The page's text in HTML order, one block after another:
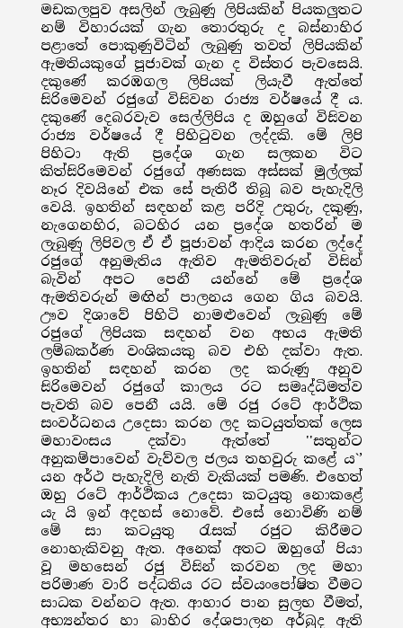
මඩකලපුව අසලින් ලැබුණු ලිපියකින් පියකලුතට
නම් විහාරයක් ගැන තොරතුරු ද බස්නාහිර
පළාතේ පොකුණුවිටින් ලැබුණු තවත් ලිපියකින්
ඇමතියකුගේ පූජාවක් ගැන ද විස්තර පැවසෙයි.
දකුණේ කරඹගල ලිපියක් ලියැවී ඇත්තේ
සිරිමෙවන් රජුගේ විසිවන රාජ්‍ය වර්ෂයේ දී ය.
දකුණේ දෙබරවැව සෙල්ලිපිය ද ඔහුගේ විසිවන
රාජ්‍ය වර්ෂයේ දී පිහිටුවන ලද්දකි. මේ ලිපි
පිහිටා ඇති ප්‍රදේශ ගැන සලකන විට
කිත්සිරිමෙවන් රජුගේ අණසක අස්සක් මුල්ලක්
නෑර දිවයිනේ එක සේ පැතිරී තිබූ බව පැහැදිලි
වෙයි. ඉහතින් සඳහන් කළ පරිදි උතුරු, දකුණු,
නැගෙනහිර, බටහිර යන ප්‍රදේශ හතරින් ම
ලැබුණු ලිපිවල ඒ ඒ පූජාවන් ආදිය කරන ලද්දේ
රජුගේ අනුමැතිය ඇතිව ඇමතිවරුන් විසින්
බැවින් අපට පෙනී යන්නේ මේ ප්‍රදේශ
ඇමතිවරුන් මඟින් පාලනය ගෙන ගිය බවයි.
ඌව දිශාවේ පිහිටි නාමළුවෙන් ලැබුණු මේ
රජුගේ ලිපියක සඳහන් වන අභය ඇමති
ලම්බකර්ණ වංශිකයකු බව එහි දක්වා ඇත.
ඉහතින් සඳහන් කරන ලද කරුණු අනුව
සිරිමෙවන් රජුගේ කාලය රට සමෘද්ධිමත්ව
පැවති බව පෙනී යයි. මේ රජු රටේ ආර්ථික
සංවර්ධනය උදෙසා කරන ලද කටයුත්තක් ලෙස
මහාවංසය දක්වා ඇත්තේ ''සතුන්ට
අනුකම්පාවෙන් වැව්වල ජලය තහවුරු කළේ ය`’
යන අර්ථ පැහැදිලි නැති වැකියක් පමණි. එහෙත්
ඔහු රටේ ආර්ථිකය උදෙසා කටයුතු නොකළේ
යැ යි ඉන් අදහස් නොවේ. එසේ නොවිණි නම්
මේ සා කටයුතු රැසක් රජුට කිරීමට
නොහැකිවනු ඇත. අනෙක් අතට ඔහුගේ පියා
වූ මහසෙන් රජු විසින් කරවන ලද මහා
පරිමාණ වාරි පද්ධතිය රට ස්වයංපෝෂිත වීමට
සාධක වන්නට ඇත. ආහාර පාන සුලභ වීමත්,
අභ්‍යන්තර හා බාහිර දේශපාලන අර්බුද ඇති